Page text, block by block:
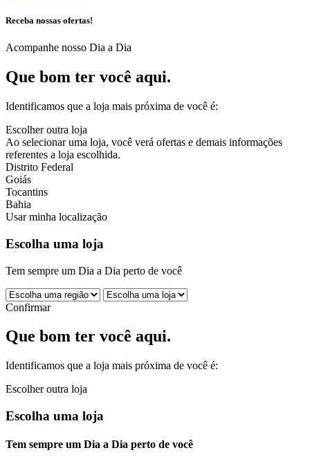
Receba nossas ofertas!
Acompanhe nosso Dia a Dia
Que bom ter você aqui.
Identificamos que a loja mais próxima de você é:
Escolher outra loja
Ao selecionar uma loja, você verá ofertas e demais informações
referentes a loja escolhida.
Distrito Federal
Goiás
Tocantins
Bahia
Usar minha localização
Escolha uma loja
Tem sempre um Dia a Dia perto de você
Confirmar
Que bom ter você aqui.
Identificamos que a loja mais próxima de você é:
Escolher outra loja
Escolha uma loja
Tem sempre um Dia a Dia perto de você